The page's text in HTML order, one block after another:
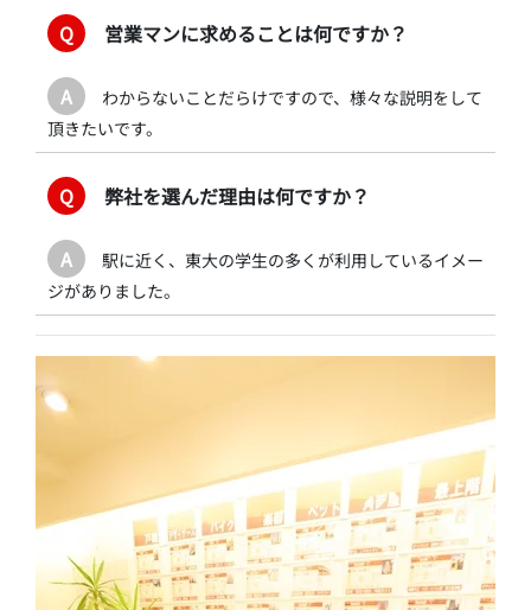
Q 営業マンに求めることは何ですか？
A
わからないことだらけですので、様々な説明をして
頂きたいです。
Q 弊社を選んだ理由は何ですか？
A
駅に近く、東大の学生の多くが利用しているイメー
ジがありました。